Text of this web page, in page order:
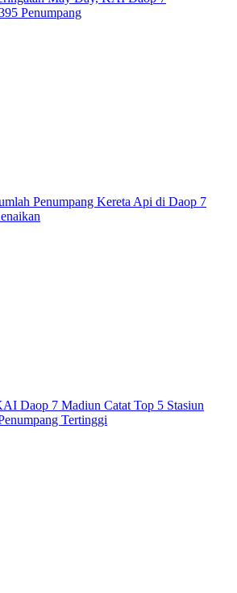
Penumpang
Penumpang Kereta Api di Daop 7
Daop 7 Madiun Catat Top 5 Stasiun
Tertinggi